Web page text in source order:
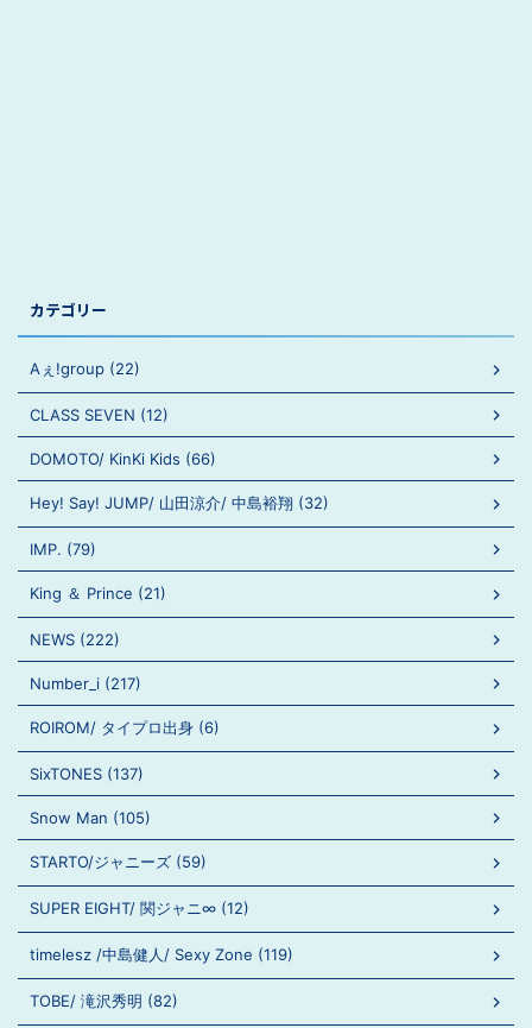
カテゴリー
Aぇ!group (22)
CLASS SEVEN (12)
DOMOTO/ KinKi Kids (66)
Hey! Say! JUMP/ 山田涼介/ 中島裕翔 (32)
IMP. (79)
King ＆ Prince (21)
NEWS (222)
Number_i (217)
ROIROM/ タイプロ出身 (6)
SixTONES (137)
Snow Man (105)
STARTO/ジャニーズ (59)
SUPER EIGHT/ 関ジャニ∞ (12)
timelesz /中島健人/ Sexy Zone (119)
TOBE/ 滝沢秀明 (82)